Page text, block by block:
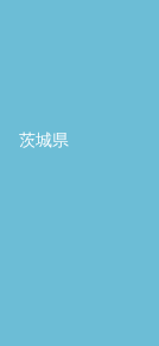
茨城県